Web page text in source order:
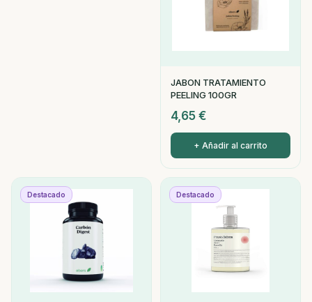
JABON TRATAMIENTO
PEELING 100GR
4,65 €
+ Añadir al carrito
Destacado Destacado